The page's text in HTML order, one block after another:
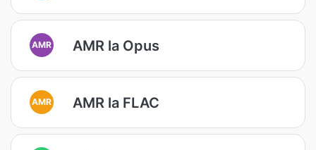
AMR AMR la Opus
AMR AMR la FLAC